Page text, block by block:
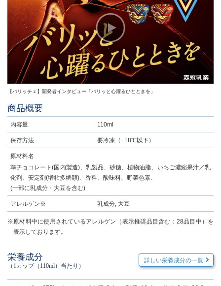
【バリッチェ】開発者インタビュー「バリッと心躍るひとときを」
商品概要
内容量 110ml
保存方法 要冷凍（−18℃以下）
原材料名
準チョコレート(国内製造)、乳製品、砂糖、植物油脂、いちご濃縮果汁／乳
化剤、安定剤(増粘多糖類)、香料、酸味料、野菜色素、
(一部に乳成分・大豆を含む)
アレルゲン※ 乳成分, 大豆
※原材料中に使用されているアレルゲン（表示推奨品目含む：28品目中）を
表示しております。
栄養成分
（1カップ（110ml）当たり）
詳しい栄養成分の一覧